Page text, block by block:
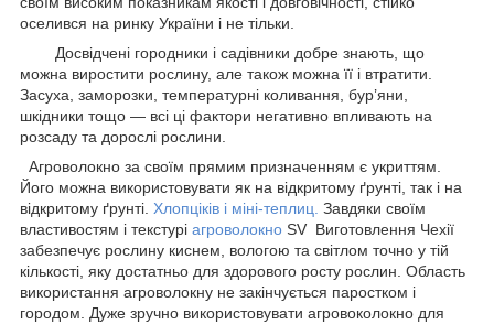
оселився на ринку України і не тільки.
Досвідчені городники і садівники добре знають, що
можна виростити рослину, але також можна її і втратити.
Засуха, заморозки, температурні коливання, бур’яни,
шкідники тощо — всі ці фактори негативно впливають на
розсаду та дорослі рослини.
Агроволокно за своїм прямим призначенням є укриттям.
Його можна використовувати як на відкритому ґрунті, так і на
відкритому ґрунті. Хлопціків і міні-теплиц. Завдяки своїм
властивостям і текстурі агроволокно SV Виготовлення Чехії
забезпечує рослину киснем, вологою та світлом точно у тій
кількості, яку достатньо для здорового росту рослин. Область
використання агроволокну не закінчується паростком і
городом. Дуже зручно використовувати агровоколокно для